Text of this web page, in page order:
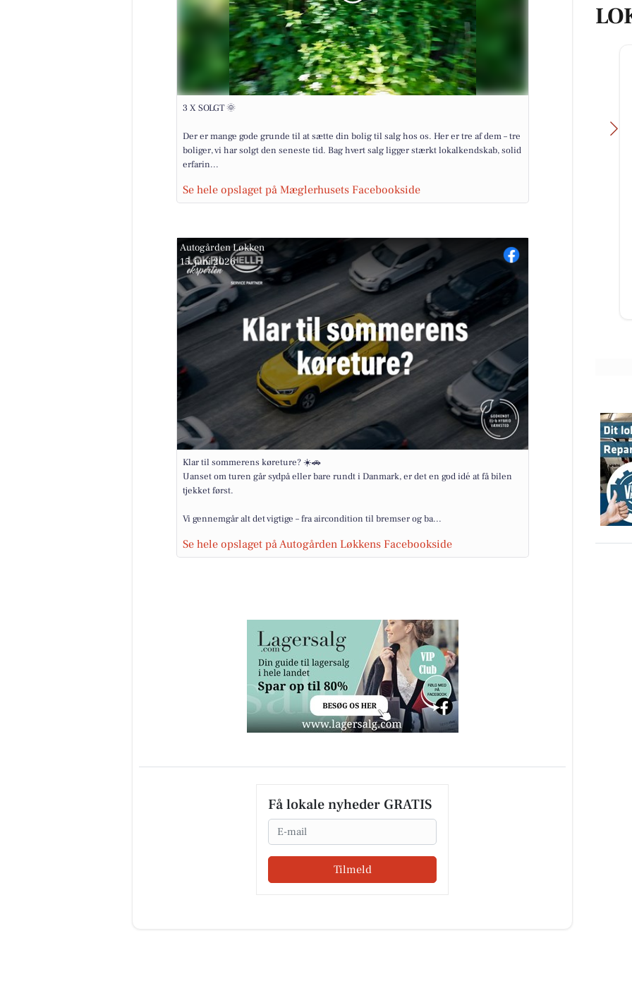
3 X SOLGT 🌞
Der er mange gode grunde til at sætte din bolig til salg hos os. Her er tre af dem – tre
boliger, vi har solgt den seneste tid. Bag hvert salg ligger stærkt lokalkendskab, solid
erfarin...
Se hele opslaget på Mæglerhusets Facebookside
Autogården Løkken
15. juni 2026
Klar til sommerens køreture? ☀️🚗
Uanset om turen går sydpå eller bare rundt i Danmark, er det en god idé at få bilen
tjekket først.
Vi gennemgår alt det vigtige – fra aircondition til bremser og ba...
Se hele opslaget på Autogården Løkkens Facebookside
Få lokale nyheder GRATIS
Email
Tilmeld
årig. Den starter mens du smører
madpakker. Altså, jeg må lige dele
noget fra i går. Jeg h...
Åbn opslaget
klar igen! 💪🚜 Vi afsluttede
sommerferien på bedste vis med
en rigtig hyggelig sammenkom...
Åbn opslaget